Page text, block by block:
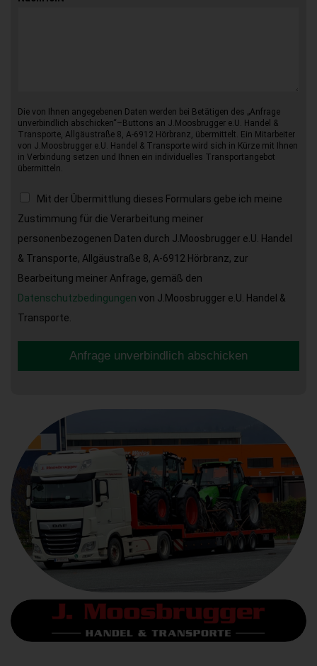
Die von Ihnen angegebenen Daten werden bei Betätigen des „Anfrage
unverbindlich abschicken“–Buttons an J.Moosbrugger e.U. Handel &
Transporte, Allgäustraße 8, A-6912 Hörbranz, übermittelt. Ein Mitarbeiter
von J.Moosbrugger e.U. Handel & Transporte wird sich in Kürze mit Ihnen
in Verbindung setzen und Ihnen ein individuelles Transportangebot
übermitteln.
Mit der Übermittlung dieses Formulars gebe ich meine
Zustimmung für die Verarbeitung meiner
personenbezogenen Daten durch J.Moosbrugger e.U. Handel
& Transporte, Allgäustraße 8, A-6912 Hörbranz, zur
Bearbeitung meiner Anfrage, gemäß den
Datenschutzbedingungen von J.Moosbrugger e.U. Handel &
Transporte.
Anfrage unverbindlich abschicken